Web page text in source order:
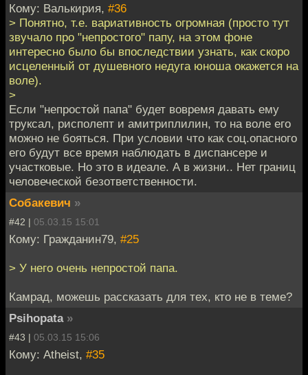
Кому: Валькирия, #36
> Понятно, т.е. вариативность огромная (просто тут
звучало про "непростого" папу, на этом фоне
интересно было бы впоследствии узнать, как скоро
исцеленный от душевного недуга юноша окажется на
воле).
>
Если "непростой папа" будет вовремя давать ему
труксал, рисполепт и амитриплилин, то на воле его
можно не бояться. При условии что как соц.опасного
его будут все время наблюдать в диспансере и
участковые. Но это в идеале. А в жизни.. Нет границ
человеческой безответственности.
Собакевич »
#42 | 05.03.15 15:01
Кому: Гражданин79, #25
> У него очень непростой папа.
Камрад, можешь рассказать для тех, кто не в теме?
Psihopata »
#43 | 05.03.15 15:06
Кому: Atheist, #35